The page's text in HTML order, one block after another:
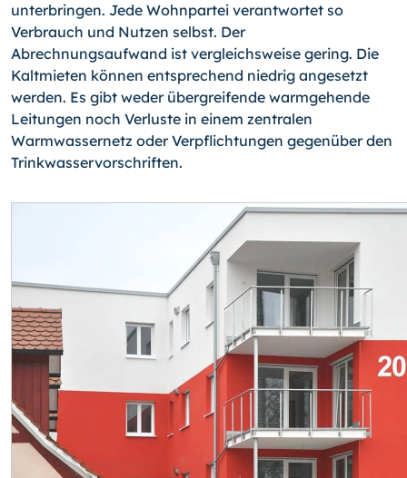
unterbringen. Jede Wohnpartei verantwortet so
Verbrauch und Nutzen selbst. Der
Abrechnungsaufwand ist vergleichsweise gering. Die
Kaltmieten können entsprechend niedrig angesetzt
werden. Es gibt weder übergreifende warmgehende
Leitungen noch Verluste in einem zentralen
Warmwassernetz oder Verpflichtungen gegenüber den
Trinkwasservorschriften.